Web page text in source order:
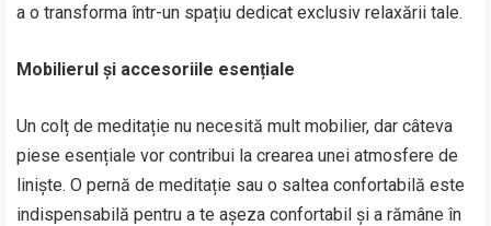
a o transforma într-un spațiu dedicat exclusiv relaxării tale.
Mobilierul și accesoriile esențiale
Un colț de meditație nu necesită mult mobilier, dar câteva
piese esențiale vor contribui la crearea unei atmosfere de
liniște. O pernă de meditație sau o saltea confortabilă este
indispensabilă pentru a te așeza confortabil și a rămâne în